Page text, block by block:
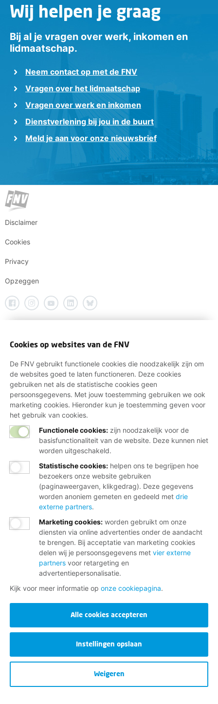
Wij helpen je graag
Bij al je vragen over werk, inkomen en
lidmaatschap.
Neem contact op met de FNV
Vragen over het lidmaatschap
Vragen over werk en inkomen
Dienstverlening bij jou in de buurt
Meld je aan voor onze nieuwsbrief
Disclaimer
Cookies
Privacy
Opzeggen
Cookies op websites van de FNV
De FNV gebruikt functionele cookies die noodzakelijk zijn om
de websites goed te laten functioneren. Deze cookies
gebruiken net als de statistische cookies geen
persoonsgegevens. Met jouw toestemming gebruiken we ook
marketing cookies. Hieronder kun je toestemming geven voor
het gebruik van cookies.
Functionele cookies: zijn noodzakelijk voor de
basisfunctionaliteit van de website. Deze kunnen niet
worden uitgeschakeld.
Statistische cookies: helpen ons te begrijpen hoe
bezoekers onze website gebruiken
(paginaweergaven, klikgedrag). Deze gegevens
worden anoniem gemeten en gedeeld met drie
externe partners.
Marketing cookies: worden gebruikt om onze
diensten via online advertenties onder de aandacht
te brengen. Bij acceptatie van marketing cookies
delen wij je persoonsgegevens met vier externe
partners voor retargeting en
advertentiepersonalisatie.
Kijk voor meer informatie op onze cookiepagina.
Alle cookies accepteren
Instellingen opslaan
Weigeren